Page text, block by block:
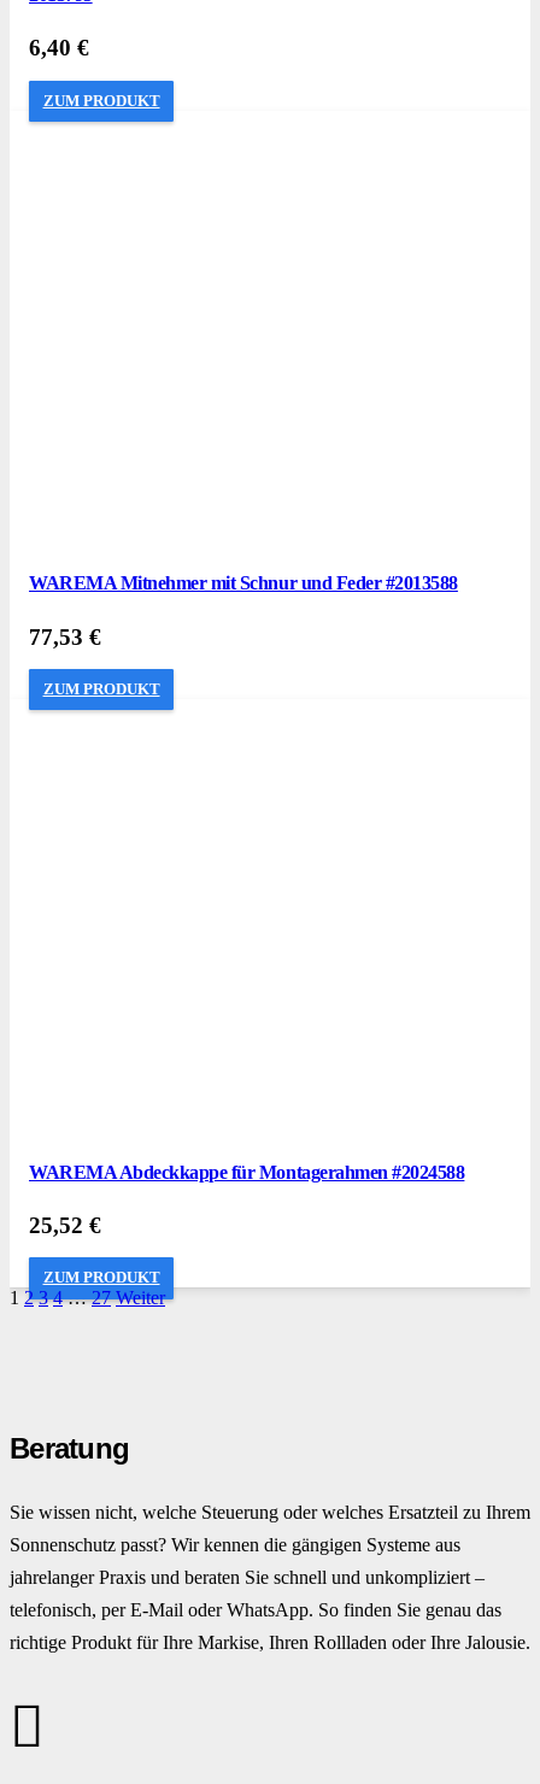
6,40 €
ZUM PRODUKT
WAREMA Mitnehmer mit Schnur und Feder #2013588
77,53 €
ZUM PRODUKT
WAREMA Abdeckkappe für Montagerahmen #2024588
25,52 €
ZUM PRODUKT
1 2 3 4 … 27 Weiter
Beratung
Sie wissen nicht, welche Steuerung oder welches Ersatzteil zu Ihrem
Sonnenschutz passt? Wir kennen die gängigen Systeme aus
jahrelanger Praxis und beraten Sie schnell und unkompliziert –
telefonisch, per E-Mail oder WhatsApp. So finden Sie genau das
richtige Produkt für Ihre Markise, Ihren Rollladen oder Ihre Jalousie.